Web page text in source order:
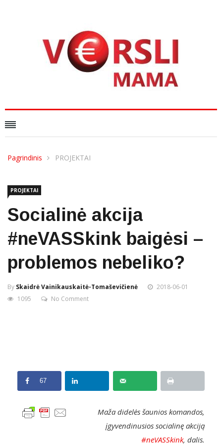
Pagrindinis PROJEKTAI
PROJEKTAI
Socialinė akcija
#neVASSkink baigėsi –
problemos nebeliko?
By Skaidrė Vainikauskaitė-Tomaševičienė
2018-06-01
1095
No Comment
67
Maža didelės šaunios komandos,
įgyvendinusios socialinę akciją
#neVASSkink, dalis.